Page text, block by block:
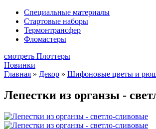
Специальные материалы
Стартовые наборы
Термонтрансфер
Фломастеры
смотреть Плоттеры
Новинки
Главная » Декор » Шифоновые цветы и
Лепестки из органзы -